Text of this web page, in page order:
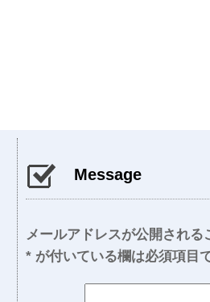
Message
メールアドレスが公開される
* が付いている欄は必須項目